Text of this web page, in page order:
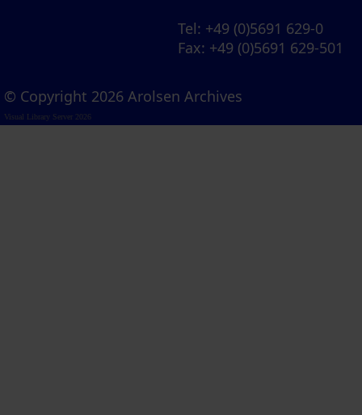
Tel: +49 (0)5691 629-0
Fax: +49 (0)5691 629-501
© Copyright 2026 Arolsen Archives
Visual Library Server 2026